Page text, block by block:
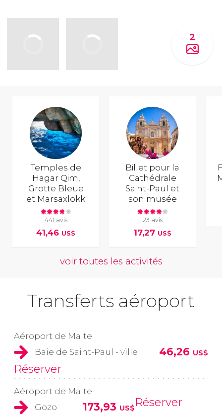
2
Temples de
Hagar Qim,
Grotte Bleue
et Marsaxlokk
441 avis
41,46 US$
Billet pour la
Cathédrale
Saint-Paul et
son musée
23 avis
17,27 US$
voir toutes les activités
Transferts aéroport
Aéroport de Malte
Baie de Saint-Paul - ville
46,26 US$
Réserver
Aéroport de Malte
Gozo
173,93 US$Réserver